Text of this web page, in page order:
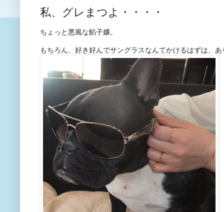
私、グレまつよ・・・・
ちょっと悪風な餡子嬢。
もちろん、好き好んでサングラスなんてかけるはずは、